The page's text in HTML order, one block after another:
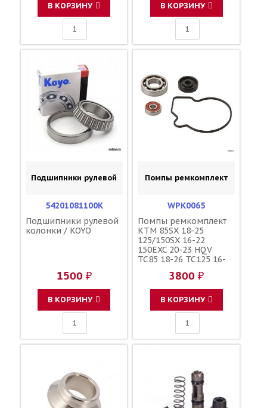
В КОРЗИНУ В КОРЗИНУ
Подшипники рулевой
54201081100K
Подшипники рулевой
колонки / KOYO
1500 ₽
В КОРЗИНУ
Помпы ремкомплект
WPK0065
Помпы ремкомплект
KTM 85SX 18-25
125/150SX 16-22
150EXC 20-23 HQV
TC85 18-26 TC125 16-
RODS 50435055015
3800 ₽
В КОРЗИНУ